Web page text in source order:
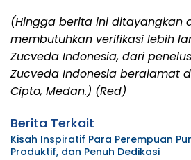
(Hingga berita ini ditayangkan
membutuhkan verifikasi lebih
Zucveda Indonesia, dari
Zucveda Indonesia beralamat
Cipto, Medan.) (Red)
Berita Terkait
Kisah Inspiratif Para Perempuan
Produktif, dan Penuh Dedikasi